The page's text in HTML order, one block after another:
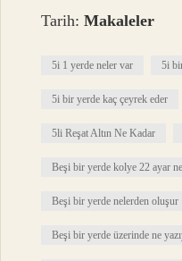
Tarih:Makaleler
5i 1 yerde neler var 5i
5i bir yerde kaç çeyrek eder
5li Reşat Altın Ne Kadar
Beşi bir yerde kolye 22 ayar
Beşi bir yerde nelerden oluşur
Beşi bir yerde üzerinde ne